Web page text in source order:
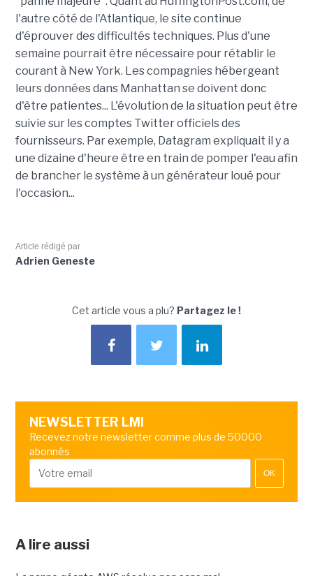
l'autre côté de l'Atlantique, le site continue
d'éprouver des difficultés techniques. Plus d'une
semaine pourrait être nécessaire pour rétablir le
courant à New York. Les compagnies hébergeant
leurs données dans Manhattan se doivent donc
d'être patientes... L'évolution de la situation peut être
suivie sur les comptes Twitter officiels des
fournisseurs. Par exemple, Datagram expliquait il y a
une dizaine d'heure être en train de pomper l'eau afin
de brancher le système à un générateur loué pour
l'occasion...
Article rédigé par
Adrien Geneste
Cet article vous a plu? Partagez le !
NEWSLETTER LMI
Recevez notre newsletter comme plus de 50000
abonnés
OK
A lire aussi